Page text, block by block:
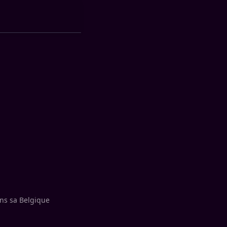
sa Belgique